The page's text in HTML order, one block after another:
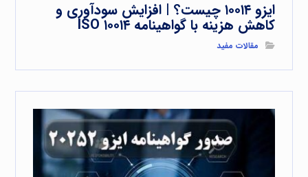
ایزو ۱۰۰۱۴ چیست؟ | افزایش سودآوری و
کاهش هزینه با گواهینامه ISO ۱۰۰۱۴
مقالات مفید